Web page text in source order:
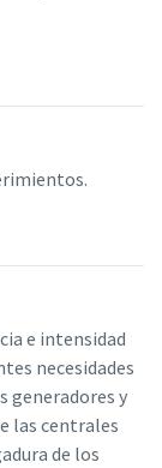
e intensidad
necesidades
generadores y
las centrales
de los